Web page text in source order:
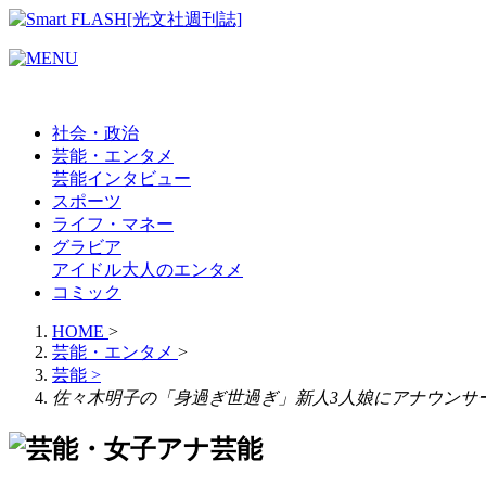
社会・政治
芸能・エンタメ
芸能インタビュー
スポーツ
ライフ・マネー
グラビア
アイドル大人のエンタメ
コミック
HOME >
芸能・エンタメ >
芸能 >
佐々木明子の「身過ぎ世過ぎ」新人3人娘にアナウンサ
芸能